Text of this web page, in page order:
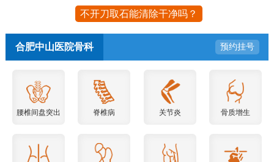
不开刀取石能清除干净吗？
合肥中山医院骨科 预约挂号
腰椎间盘突出 脊椎病 关节炎 骨质增生